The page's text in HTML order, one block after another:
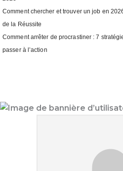
Comment chercher et trouver un job en
de la Réussite
Comment arrêter de procrastiner : 7
passer à l’action